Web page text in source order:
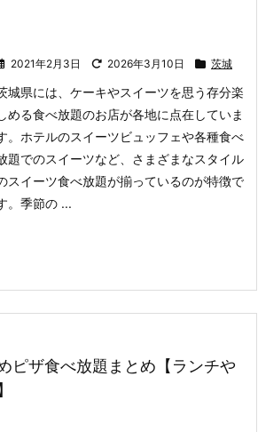
2021年2月3日 2026年3月10日 茨城
城県には、ケーキやスイーツを思う存分楽
める食べ放題のお店が各地に点在していま
。 ホテルのスイーツビュッフェや各種食べ
題でのスイーツなど、さまざまなスタイル
スイーツ食べ放題が揃っているのが特徴で
。 季節の ...
ピザ食べ放題まとめ【ランチや